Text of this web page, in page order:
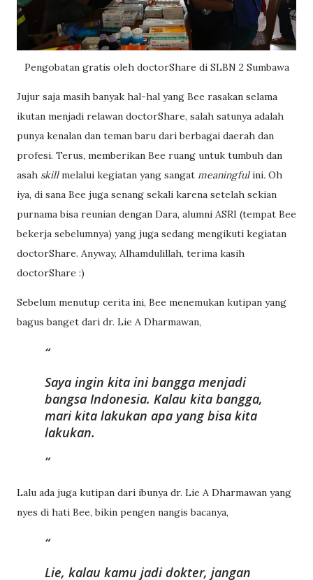
Pengobatan gratis oleh doctorShare di SLBN 2 Sumbawa
Jujur saja masih banyak hal-hal yang Bee rasakan selama
ikutan menjadi relawan doctorShare, salah satunya adalah
punya kenalan dan teman baru dari berbagai daerah dan
profesi. Terus, memberikan Bee ruang untuk tumbuh dan
asah skillmelalui kegiatan yang sangat meaningfulini. Oh
iya, di sana Bee juga senang sekali karena setelah sekian
purnama bisa reunian dengan Dara, alumni ASRI (tempat Bee
bekerja sebelumnya) yang juga sedang mengikuti kegiatan
doctorShare. Anyway, Alhamdulillah, terima kasih
doctorShare :)
Sebelum menutup cerita ini, Bee menemukan kutipan yang
bagus banget dari dr. Lie A Dharmawan,
Saya ingin kita ini bangga menjadi
bangsa Indonesia. Kalau kita bangga,
mari kita lakukan apa yang bisa kita
lakukan.
Lalu ada juga kutipan dari ibunya dr. Lie A Dharmawan yang
nyes di hati Bee, bikin pengen nangis bacanya,
Lie, kalau kamu jadi dokter, jangan